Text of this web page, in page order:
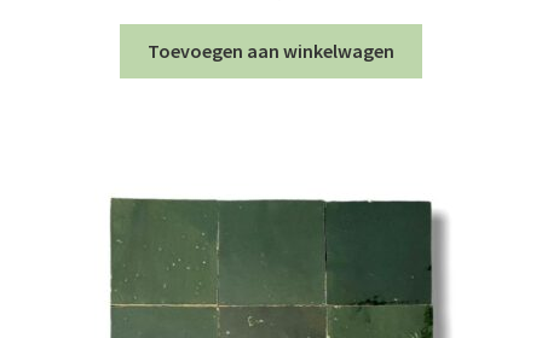
Toevoegen aan winkelwagen